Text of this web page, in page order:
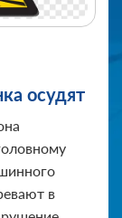
осудят
в